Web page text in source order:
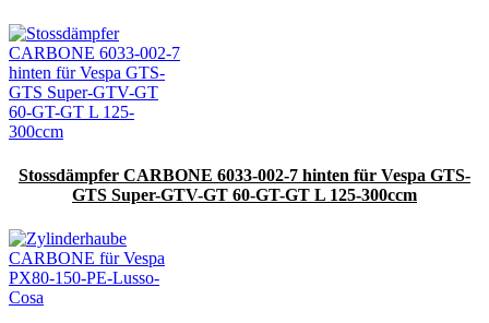
Stossdämpfer CARBONE 6033-002-7 hinten für Vespa GTS-
GTS Super-GTV-GT 60-GT-GT L 125-300ccm